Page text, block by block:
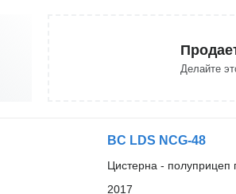
Делайте
BC LDS NCG-48
Цистерна - полуприцеп
2017